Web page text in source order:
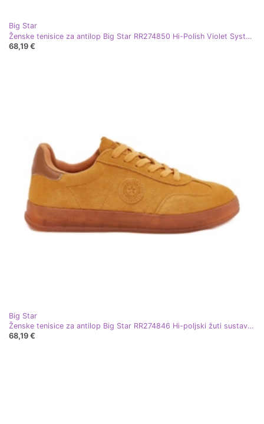
Big Star
Ženske tenisice za antilop Big Star RR274850 Hi-Polish Violet System ljubičasta
68,19 €
Big Star
Ženske tenisice za antilop Big Star RR274846 Hi-poljski žuti sustav žuta boja
68,19 €